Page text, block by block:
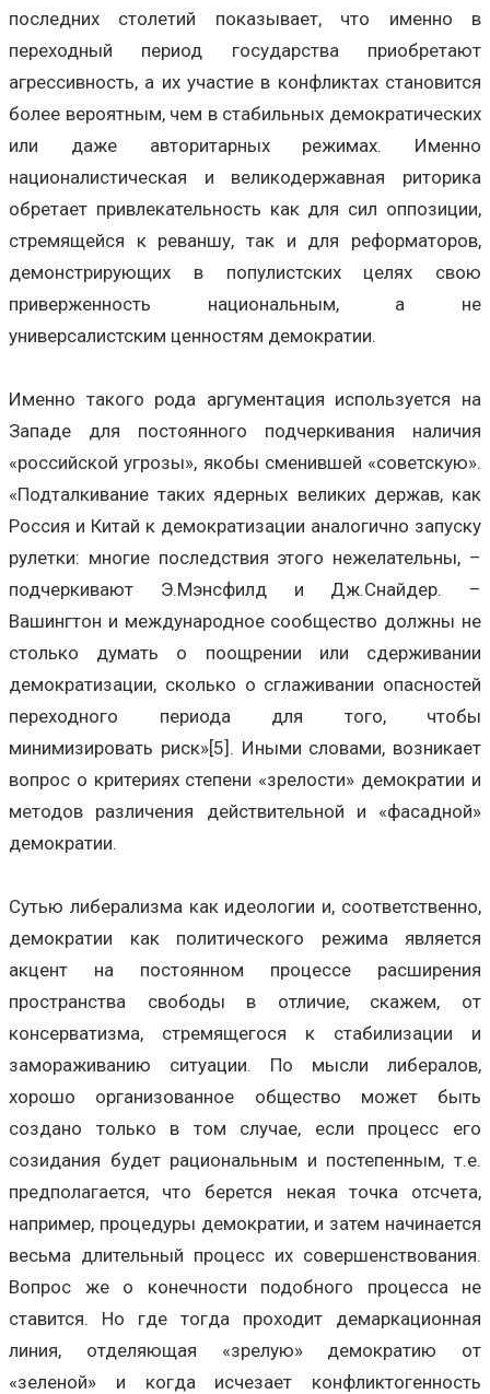
последних столетий показывает, что именно в
переходный период государства приобретают
агрессивность, а их участие в конфликтах становится
более вероятным, чем в стабильных демократических
или даже авторитарных режимах. Именно
националистическая и великодержавная риторика
обретает привлекательность как для сил оппозиции,
стремящейся к реваншу, так и для реформаторов,
демонстрирующих в популистских целях свою
приверженность национальным, а не
универсалистским ценностям демократии.
Именно такого рода аргументация используется на
Западе для постоянного подчеркивания наличия
«российской угрозы», якобы сменившей «советскую».
«Подталкивание таких ядерных великих держав, как
Россия и Китай к демократизации аналогично запуску
рулетки: многие последствия этого нежелательны, –
подчеркивают Э.Мэнсфилд и Дж.Снайдер. –
Вашингтон и международное сообщество должны не
столько думать о поощрении или сдерживании
демократизации, сколько о сглаживании опасностей
переходного периода для того, чтобы
минимизировать риск»[5]. Иными словами, возникает
вопрос о критериях степени «зрелости» демократии и
методов различения действительной и «фасадной»
демократии.
Сутью либерализма как идеологии и, соответственно,
демократии как политического режима является
акцент на постоянном процессе расширения
пространства свободы в отличие, скажем, от
консерватизма, стремящегося к стабилизации и
замораживанию ситуации. По мысли либералов,
хорошо организованное общество может быть
создано только в том случае, если процесс его
созидания будет рациональным и постепенным, т.е.
предполагается, что берется некая точка отсчета,
например, процедуры демократии, и затем начинается
весьма длительный процесс их совершенствования.
Вопрос же о конечности подобного процесса не
ставится. Но где тогда проходит демаркационная
линия, отделяющая «зрелую» демократию от
«зеленой» и когда исчезает конфликтогенность